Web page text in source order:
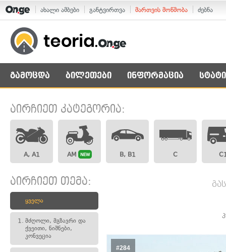
ახალი ამბები განტვირთვა მართვის მოწმობა ძებნა
გამოცდა ბილეთები ინფორმაცია
აირჩიეთ კატეგორია:
A, A1 AM NEW B, B1 C
აირჩიეთ თემა:
ყველა
1. მძღოლი, მგზავრი და
ქვეითი, ნიშნები,
კონვეცია
#284